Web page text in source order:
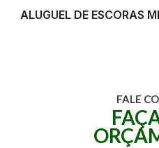
ALUGUEL DE ESCORAS
FALE